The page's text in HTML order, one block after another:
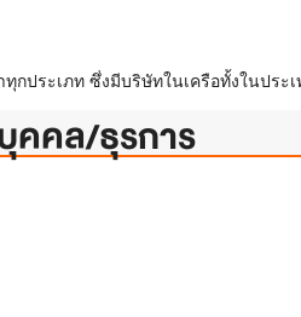
ประเภท ซึ่งมีบริษัทในเครือทั้งในประ
คคล/ธุรการ